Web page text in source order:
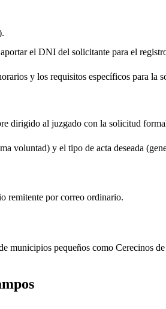
el DNI del solicitante para el
y los requisitos específicos para la
dirigido al juzgado con la solicitud
voluntad) y el tipo de acta deseada
remitente por correo ordinario.
municipios pequeños como Cerecinos